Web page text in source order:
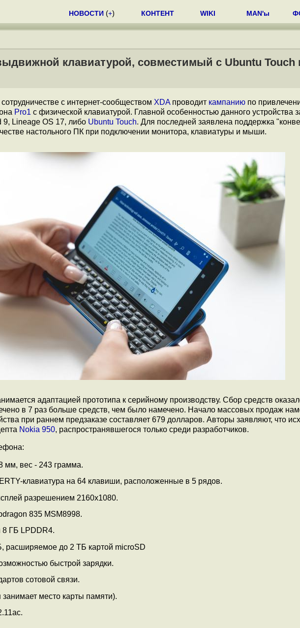
НОВОСТИ (+) КОНТЕНТ WIKI MAN'ы
клавиатурой, совместимый с Ubuntu Touch
сотрудничестве с интернет-сообществом XDA проводит кампанию по
Pro1 с физической клавиатурой. Главной особенностью данного устройства
Lineage OS 17, либо Ubuntu Touch. Для последней заявлена поддержка
настольного ПК при подключении монитора, клавиатуры и мыши.
адаптацией прототипа к серийному производству. Сбор средств
в 7 раз больше средств, чем было намечено. Начало массовых продаж
при раннем предзаказе составляет 679 долларов. Авторы заявляют, что
Nokia 950, распространявшегося только среди разработчиков.
мм, вес - 243 грамма.
клавиатура на 64 клавиши, расположенные в 5 рядов.
разрешением 2160x1080.
835 MSM8998.
8 ГБ LPDDR4.
расширяемое до 2 ТБ картой microSD
быстрой зарядки.
сотовой связи.
место карты памяти).